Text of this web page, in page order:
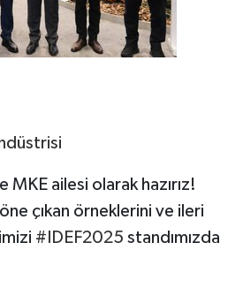
MKE ailesi olarak hazırız!
çıkan örneklerini ve ileri
#IDEF2025 standımızda